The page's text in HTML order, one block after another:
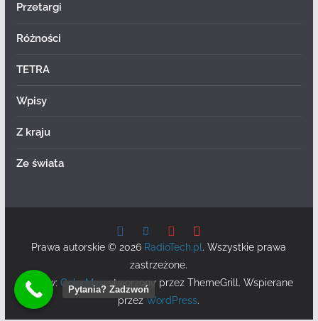
Przetargi
Różności
TETRA
Wpisy
Z kraju
Ze świata
Prawa autorskie © 2026 RadioTech.pl . Wszystkie prawa
zastrzeżone.
Motyw:ColorMagstworzony przez ThemeGrill. Wspierane
przezWordPress.
Pytania? Zadzwoń